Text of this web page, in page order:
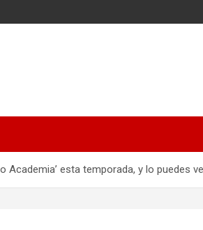
Academia’ esta temporada, y lo puedes